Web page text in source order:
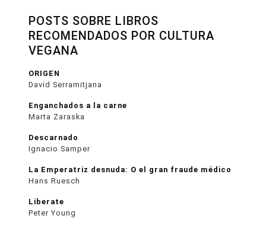
POSTS SOBRE LIBROS
RECOMENDADOS POR CULTURA
VEGANA
ORIGEN
David Serramitjana
Enganchados a la carne
Marta Zaraska
Descarnado
Ignacio Samper
La Emperatriz desnuda: O el gran fraude médico
Hans Ruesch
Liberate
Peter Young